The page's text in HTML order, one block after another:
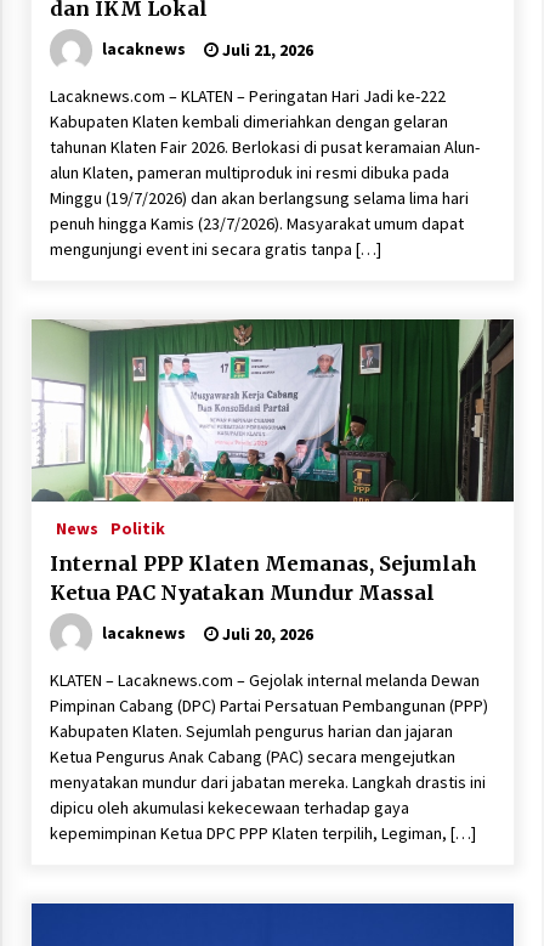
dan IKM Lokal
lacaknews Juli 21, 2026
Lacaknews.com – KLATEN – Peringatan Hari Jadi ke-222
Kabupaten Klaten kembali dimeriahkan dengan gelaran
tahunan Klaten Fair 2026. Berlokasi di pusat keramaian Alun-
alun Klaten, pameran multiproduk ini resmi dibuka pada
Minggu (19/7/2026) dan akan berlangsung selama lima hari
penuh hingga Kamis (23/7/2026). Masyarakat umum dapat
mengunjungi event ini secara gratis tanpa […]
News Politik
Internal PPP Klaten Memanas, Sejumlah
Ketua PAC Nyatakan Mundur Massal
lacaknews Juli 20, 2026
KLATEN – Lacaknews.com – Gejolak internal melanda Dewan
Pimpinan Cabang (DPC) Partai Persatuan Pembangunan (PPP)
Kabupaten Klaten. Sejumlah pengurus harian dan jajaran
Ketua Pengurus Anak Cabang (PAC) secara mengejutkan
menyatakan mundur dari jabatan mereka. Langkah drastis ini
dipicu oleh akumulasi kekecewaan terhadap gaya
kepemimpinan Ketua DPC PPP Klaten terpilih, Legiman, […]